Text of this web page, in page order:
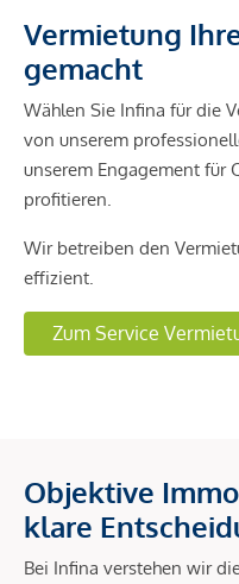
Vermietung
gemacht
Wählen Sie Infina für die
von unserem
unserem Engagement für
profitieren.
Wir betreiben den
effizient.
Zum Service
Objektive
klare
Bei Infina verstehen wir